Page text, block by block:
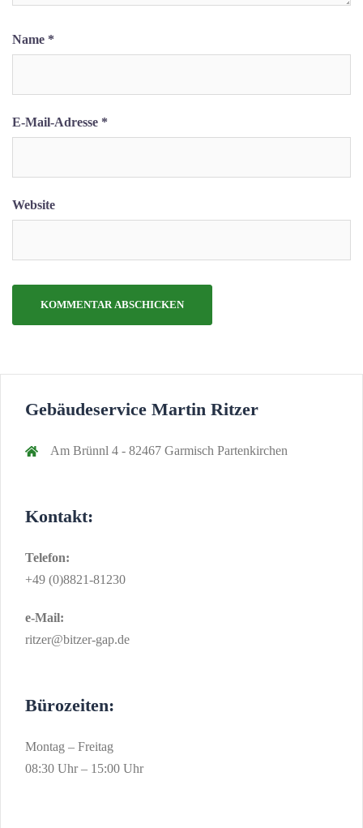
Name *
E-Mail-Adresse *
Website
Gebäudeservice Martin Ritzer
Am Brünnl 4 - 82467 Garmisch Partenkirchen
Kontakt:
Telefon:
+49 (0)8821-81230
e-Mail:
ritzer@bitzer-gap.de
Bürozeiten:
Montag – Freitag
08:30 Uhr – 15:00 Uhr